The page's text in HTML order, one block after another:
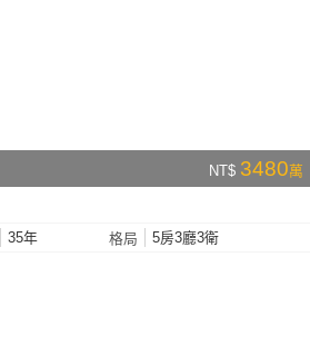
NT$ 3480萬
35年 格局 5房3廳3衛